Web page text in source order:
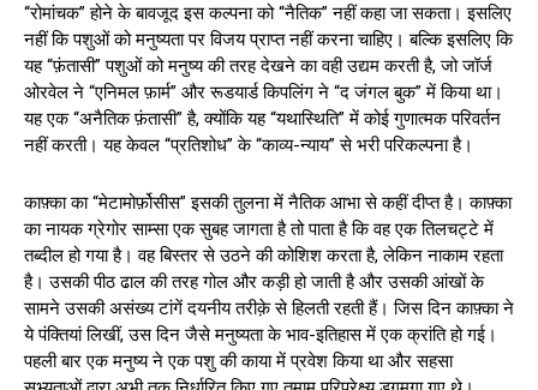
“रोमांचक” होने के बावजूद इस कल्पना को “नैतिक” नहीं कहा जा सकता। इसलिए
नहीं कि पशुओं को मनुष्यता पर विजय प्राप्त नहीं करना चाहिए। बल्कि इसलिए कि
यह “फ़ंतासी” पशुओं को मनुष्य की तरह देखने का वही उद्यम करती है, जो जॉर्ज
ओरवेल ने “एनिमल फ़ार्म” और रूडयार्ड किपलिंग ने “द जंगल बुक” में किया था।
यह एक “अनैतिक फ़ंतासी” है, क्योंकि यह “यथास्थिति” में कोई गुणात्मक परिवर्तन
नहीं करती। यह केवल “प्रतिशोध” के “काव्य-न्याय” से भरी परिकल्पना है।
काफ़्का का “मेटामोर्फ़ोसीस” इसकी तुलना में नैतिक आभा से कहीं दीप्त‍ है। काफ़्का
का नायक ग्रेगोर साम्सा एक सुबह जागता है तो पाता है कि वह एक तिलचट्टे में
तब्दील हो गया है। वह बिस्तर से उठने की कोशि‍श करता है, लेकिन नाकाम रहता
है। उसकी पीठ ढाल की तरह गोल और कड़ी हो जाती है और उसकी आंखों के
सामने उसकी असंख्य टांगें दयनीय तरीक़े से हिलती रहती हैं। जिस दिन काफ़्का ने
ये पंक्त‍ियां लिखीं, उस दिन जैसे मनुष्यता के भाव-इतिहास में एक क्रांति हो गई।
पहली बार एक मनुष्य ने एक पशु की काया में प्रवेश किया था और सहसा